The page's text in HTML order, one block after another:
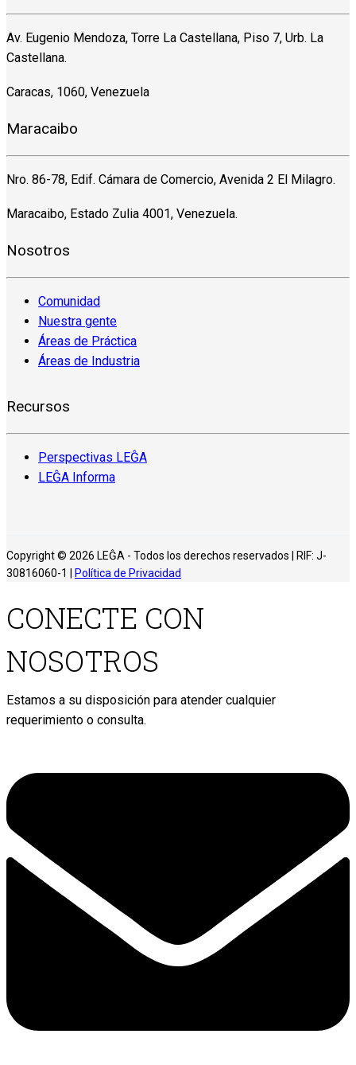
Av. Eugenio Mendoza, Torre La Castellana, Piso 7, Urb. La
Castellana.
Caracas, 1060, Venezuela
Maracaibo
Nro. 86-78, Edif. Cámara de Comercio, Avenida 2 El Milagro.
Maracaibo, Estado Zulia 4001, Venezuela.
Nosotros
Comunidad
Nuestra gente
Áreas de Práctica
Áreas de Industria
Recursos
Perspectivas LEĜA
LEĜA Informa
Copyright © 2026 LEĜA - Todos los derechos reservados | RIF: J-
30816060-1 |
Política de Privacidad
CONECTE CON
NOSOTROS
Estamos a su disposición para atender cualquier
requerimiento o consulta.